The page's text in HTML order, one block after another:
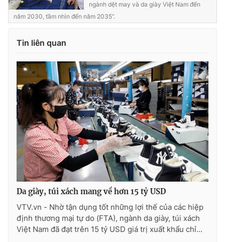
Liên hệ tòa soạn English
THỜI BÁO VTV
Theo dõi báo trên
Cơ quan chủ quản:Đài Truyền hình Việt Nam
Cơ quan báo chí:Thời báo VTV
Giấy phép hoạt động báo in và báo điện tử số 483/GP-BTTTT
cấp ngày 29/12/2023
Tổng Biên tập:Vũ Thanh Thủy
Phó Tổng Biên tập:Nguyễn Thị Mỹ Hạnh, Phạm Quốc Thắng,
Nguyễn Trọng Ninh
Tổng đài VTV:024.38 355 931 - 024.38 355 932
ngành dệt may và da giày Việt Nam đến
năm 2030, tầm nhìn đến năm 2035”.
Tin liên quan
Da giày, túi xách mang về hơn 15 tỷ USD
VTV.vn - Nhờ tận dụng tốt những lợi thế của các hiệp
định thương mại tự do (FTA), ngành da giày, túi xách
Việt Nam đã đạt trên 15 tỷ USD giá trị xuất khẩu chỉ...